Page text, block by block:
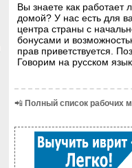
Вы знаете как работает
домой? У нас есть для
центра страны с
бонусами и
прав приветствуется.
Говорим на русском
📲 Полный список рабочих